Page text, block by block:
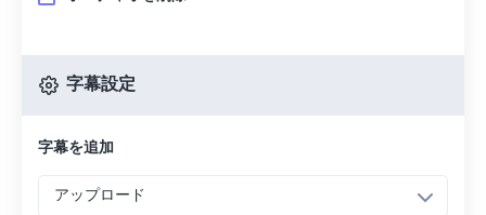
字幕設定
字幕を追加
アップロード